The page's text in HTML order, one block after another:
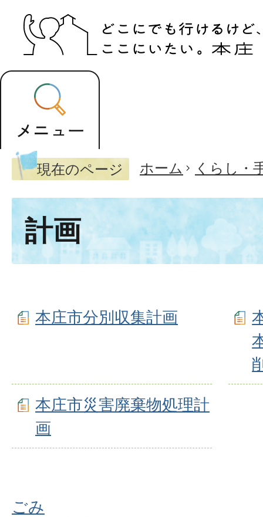
現在のページ ホーム くらし・
計画
本庄市分別収集計画
本庄市災害廃棄物処理計
画
ごみ